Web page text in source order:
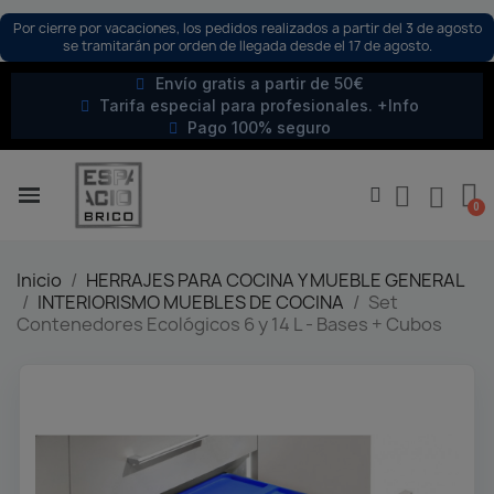
Por cierre por vacaciones, los pedidos realizados a partir del 3 de agosto
se tramitarán por orden de llegada desde el 17 de agosto.
Envío gratis a partir de 50€
Tarifa especial para profesionales. +Info
Pago 100% seguro
Inicio
HERRAJES PARA COCINA Y MUEBLE GENERAL
INTERIORISMO MUEBLES DE COCINA
Set
Contenedores Ecológicos 6 y 14 L - Bases + Cubos